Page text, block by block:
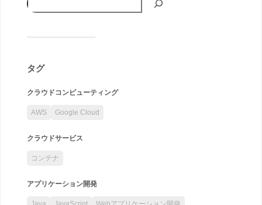
タグ
クラウドコンピューティング
AWS Google Cloud
クラウドサービス
コンテナ
アプリケーション開発